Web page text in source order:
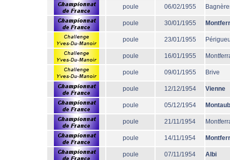
poule 06/02/1955
poule 30/01/1955
poule 23/01/1955
poule 16/01/1955
poule 09/01/1955 Brive
poule 12/12/1954 Vienne
poule 05/12/1954
poule 21/11/1954
poule 14/11/1954
poule 07/11/1954 Albi